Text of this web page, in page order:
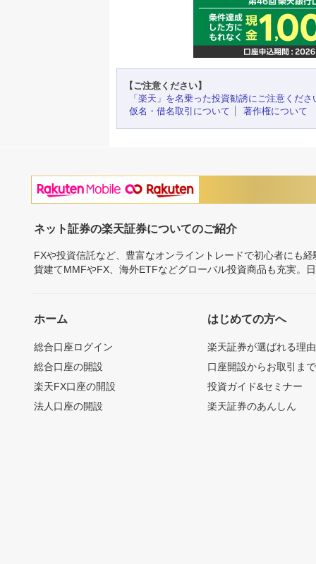
【ご注意ください】
「楽天」を名乗った投資勧誘にご注意くださ
仮名・借名取引について
著作権について
ネット証券の楽天証券についてのご紹介
FXや投資信託など、豊富なオンライントレードで初心者にも
貨建てMMFやFX、海外ETFなどグローバル投資商品も充実。
ホーム
総合口座ログイン
総合口座の開設
楽天FX口座の開設
法人口座の開設
はじめての方へ
楽天証券が選ばれる理由
口座開設からお取引ま
投資ガイド&セミナー
楽天証券のあんしん